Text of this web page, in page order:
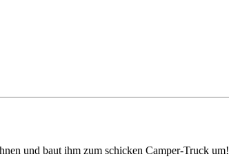
und baut ihm zum schicken Camper-Truck um!